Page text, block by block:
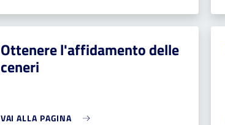
Ottenere l'affidamento delle
ceneri
VAI ALLA PAGINA